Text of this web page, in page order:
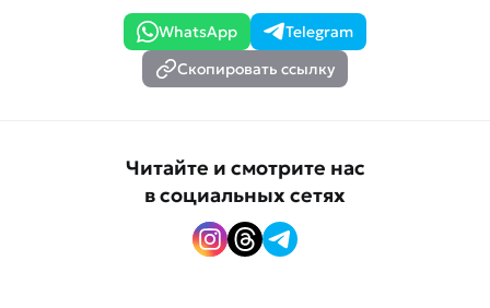
WhatsApp
Telegram
Скопировать ссылку
Читайте и смотрите нас
в социальных сетях